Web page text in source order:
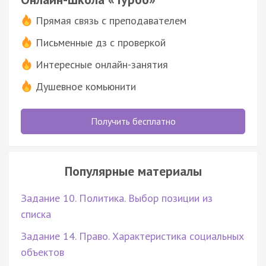
Прямая связь с преподавателем
Письменные дз с проверкой
Интересные онлайн-занятия
Душевное комьюнити
Получить бесплатно
Популярные материалы
Задание 10. Политика. Выбор позиции из
списка
Задание 14. Право. Характеристика социальных
объектов